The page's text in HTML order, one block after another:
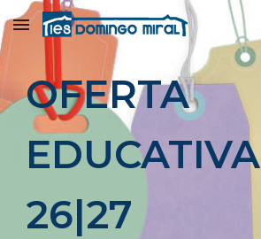
Skip to main content
OFERTA
EDUCATIVA
26|27